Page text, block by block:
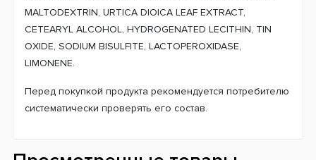
MALTODEXTRIN, URTICA DIOICA LEAF EXTRACT,
CETEARYL ALCOHOL, HYDROGENATED LECITHIN, TIN
OXIDE, SODIUM BISULFITE, LACTOPEROXIDASE,
LIMONENE.
Перед покупкой продукта рекомендуется потребителю
систематически проверять его состав.